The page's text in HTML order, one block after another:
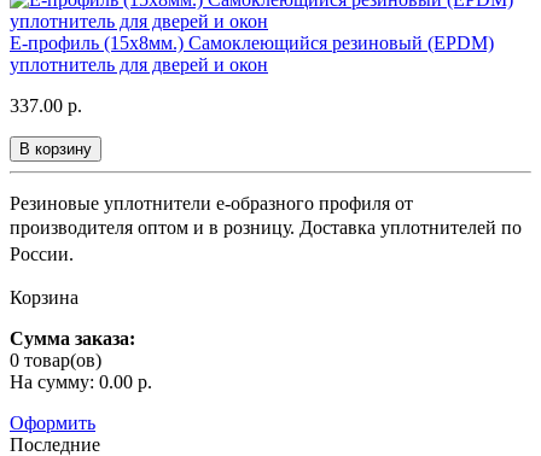
E-профиль (15х8мм.) Самоклеющийся резиновый (EPDM)
уплотнитель для дверей и окон
337.00 р.
В корзину
Резиновые уплотнители е-образного профиля от
производителя оптом и в розницу. Доставка уплотнителей по
России.
Корзина
Сумма заказа:
0 товар(ов)
На сумму: 0.00 р.
Оформить
Последние